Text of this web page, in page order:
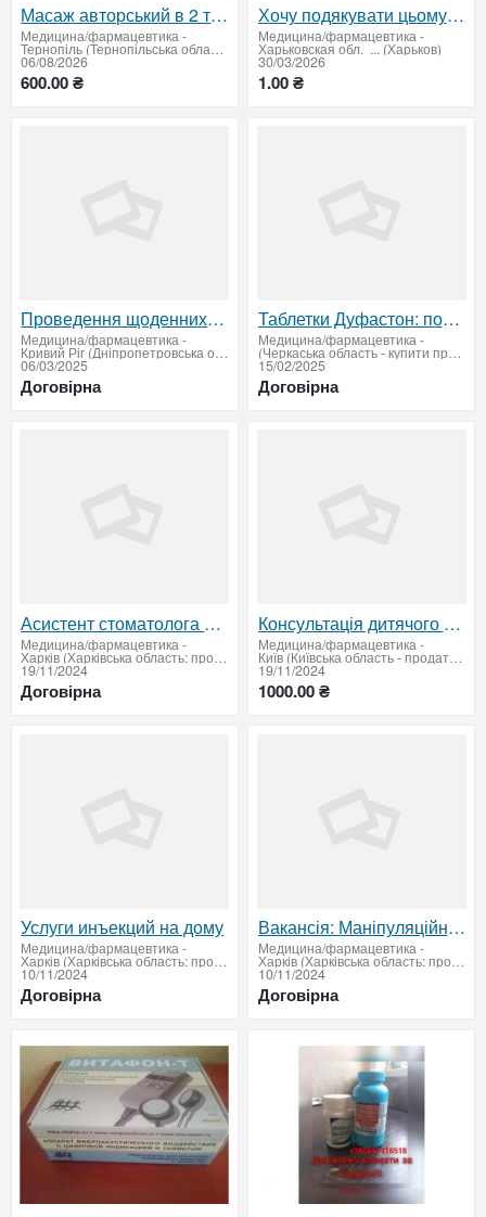
Масаж авторський в 2 та 4 руки релаксуючий
Медицина/фармацевтика-
Тернопіль (Тернопільська область)
06/08/2026
600.00 ₴
Хочу подякувати цьому діду.
Медицина/фармацевтика-
Харьковская обл. ... (Харьков)
30/03/2026
1.00 ₴
Проведення щоденних перед рейсових та після рейсових медичних оглядів водіїв транспортних засобів Кр
Медицина/фармацевтика-
Кривий Ріг (Дніпропетровська область)
06/03/2025
Договірна
Таблетки Дуфастон: показання до застосування та яка користь
Медицина/фармацевтика-
(Черкаська область - купити продати)
15/02/2025
Договірна
Асистент стоматолога у сучасну клініку на Салтівці
Медицина/фармацевтика -
Харків (Харківська область: продати купити)
19/11/2024
Договірна
Консультація дитячого ортопеда-травматолога
Медицина/фармацевтика -
Київ (Київська область - продати купити)
19/11/2024
1000.00 ₴
Услуги инъекций на дому
Медицина/фармацевтика-
Харків (Харківська область: продати купити)
10/11/2024
Договірна
Вакансія: Маніпуляційна медсестра в 2-гу міську лікарню
Медицина/фармацевтика-
Харків (Харківська область: продати купити)
10/11/2024
Договірна